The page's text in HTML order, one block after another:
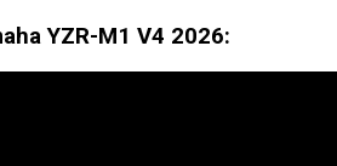
YZR-M1 V4 2026: